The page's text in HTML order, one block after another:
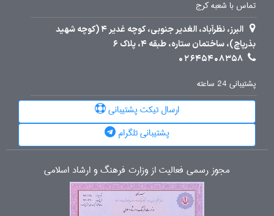
تماس با شعبه کرج
البرز، نظرآباد، الغدیر جنوبی، کوچه غدیر 4 (کوچه شهید
بذرپاچ)، ساختمان ستاره، طبقه 4، پلاک 6
02645408358
پشتیبانی 24 ساعته
ارسال تیکت پشتیبانی
پشتیبانی تلگرام
مجوز رسمی فعالیت از وزارت فرهنگ و ارشاد اسلامی